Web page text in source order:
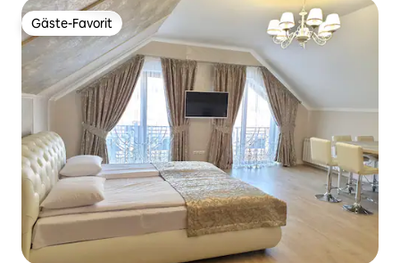
Gäste-Favorit
Gäste-Favorit